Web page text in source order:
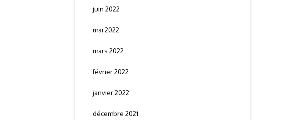
juin 2022
mai 2022
mars 2022
février 2022
janvier 2022
décembre 2021